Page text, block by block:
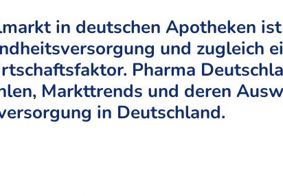
in deutschen Apotheken
und zugleich
Pharma
Markttrends und deren
in Deutschland.